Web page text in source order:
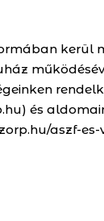
kerül
és
aszf-